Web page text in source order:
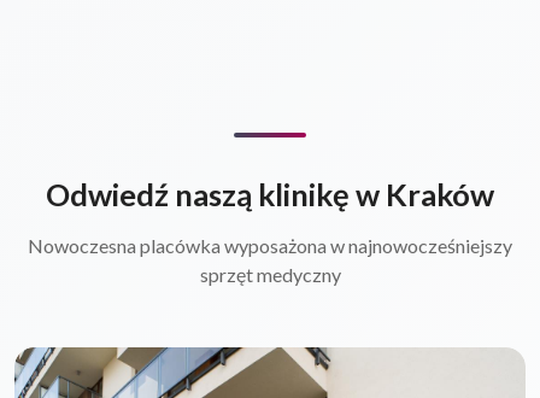
Odwiedź naszą klinikę w Kraków
Nowoczesna placówka wyposażona w najnowocześniejszy
sprzęt medyczny